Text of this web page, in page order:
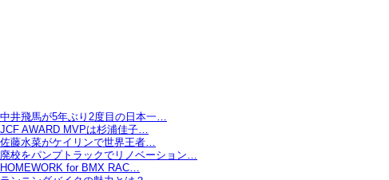
中井飛馬が5年ぶり2度目の日本一…
JCF AWARD MVPは杉浦佳子…
佐藤水菜がケイリンで世界王者…
廃校をパンプトラックでリノベーション…
HOMEWORK for BMX RAC…